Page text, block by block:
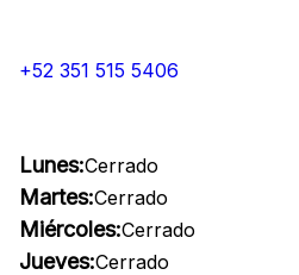
+52 351 515 5406
Lunes:Cerrado
Martes:Cerrado
Miércoles:Cerrado
Jueves:Cerrado